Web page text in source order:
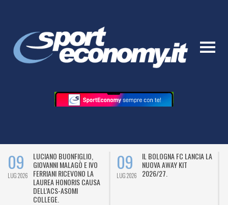
09
LUG 2026
LUCIANO BUONFIGLIO,
GIOVANNI MALAGÒ E IVO
FERRIANI RICEVONO LA
LAUREA HONORIS CAUSA
DELL’ACS-ASOMI
COLLEGE.
09
LUG 2026
IL BOLOGNA FC LANCIA LA
NUOVA AWAY KIT
2026/27.